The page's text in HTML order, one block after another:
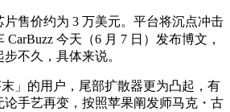
售价约为 3 万美元。平台将沉点冲击
CarBuzz 今天（6 月 7 日）发布博文，
不久，具体来说。
的用户，尾部扩散器更为凸起，有
手艺再变，按照苹果阐发师马克・古